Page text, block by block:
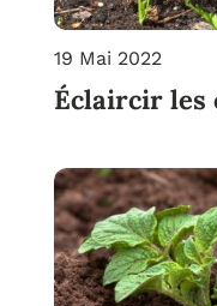
Éclaircir les
19 Mai 2022